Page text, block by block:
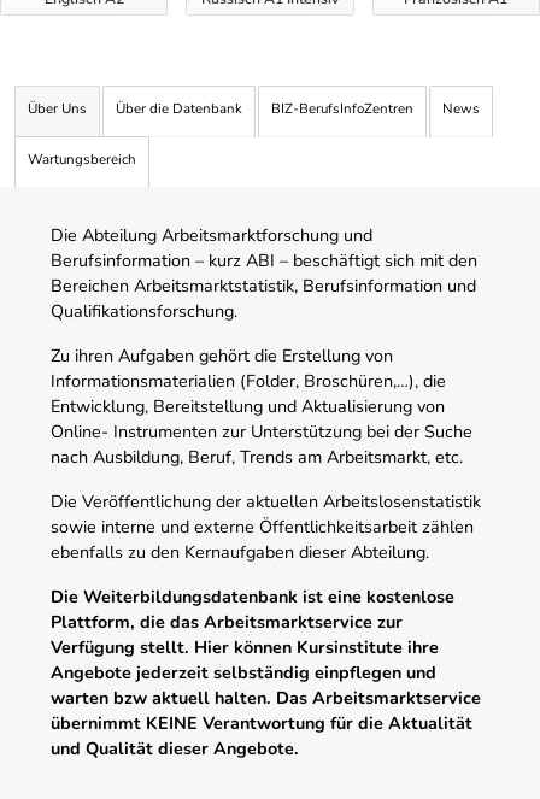
Über Uns Über die Datenbank BIZ-BerufsInfoZentren News
Wartungsbereich
Die Abteilung Arbeitsmarktforschung und
Berufsinformation – kurz ABI – beschäftigt sich mit den
Bereichen Arbeitsmarktstatistik, Berufsinformation und
Qualifikationsforschung.
Zu ihren Aufgaben gehört die Erstellung von
Informationsmaterialien (Folder, Broschüren,…), die
Entwicklung, Bereitstellung und Aktualisierung von
Online- Instrumenten zur Unterstützung bei der Suche
nach Ausbildung, Beruf, Trends am Arbeitsmarkt, etc.
Die Veröffentlichung der aktuellen Arbeitslosenstatistik
sowie interne und externe Öffentlichkeitsarbeit zählen
ebenfalls zu den Kernaufgaben dieser Abteilung.
Die Weiterbildungsdatenbank ist eine kostenlose
Plattform, die das Arbeitsmarktservice zur
Verfügung stellt. Hier können Kursinstitute ihre
Angebote jederzeit selbständig einpflegen und
warten bzw aktuell halten. Das Arbeitsmarktservice
übernimmt KEINE Verantwortung für die Aktualität
und Qualität dieser Angebote.